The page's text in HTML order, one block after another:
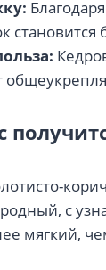
с
мягкий,